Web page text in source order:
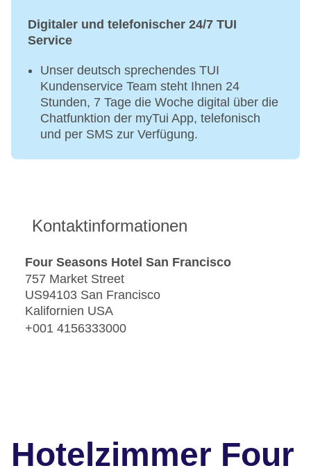
Digitaler und telefonischer 24/7 TUI
Service
Unser deutsch sprechendes TUI
Kundenservice Team steht Ihnen 24
Stunden, 7 Tage die Woche digital über die
Chatfunktion der myTui App, telefonisch
und per SMS zur Verfügung.
Kontaktinformationen
Four Seasons Hotel San Francisco
757 Market Street
US94103 San Francisco
Kalifornien USA
+001 4156333000
Hotelzimmer Four